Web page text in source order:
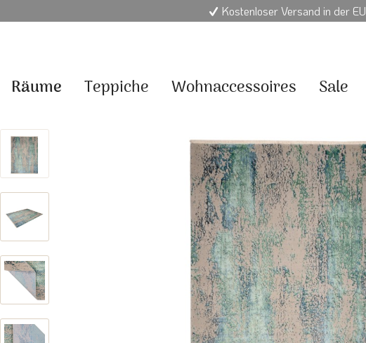
Kostenloser Versand in der EU
Räume Teppiche Wohnaccessoires Sale